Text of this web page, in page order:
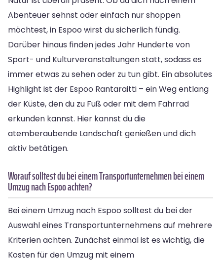
Abenteuer sehnst oder einfach nur shoppen
möchtest, in Espoo wirst du sicherlich fündig.
Darüber hinaus finden jedes Jahr Hunderte von
Sport- und Kulturveranstaltungen statt, sodass es
immer etwas zu sehen oder zu tun gibt. Ein absolutes
Highlight ist der Espoo Rantaraitti – ein Weg entlang
der Küste, den du zu Fuß oder mit dem Fahrrad
erkunden kannst. Hier kannst du die
atemberaubende Landschaft genießen und dich
aktiv betätigen.
Worauf solltest du bei einem Transportunternehmen bei einem
Umzug nach Espoo achten?
Bei einem Umzug nach Espoo solltest du bei der
Auswahl eines Transportunternehmens auf mehrere
Kriterien achten. Zunächst einmal ist es wichtig, die
Kosten für den Umzug mit einem